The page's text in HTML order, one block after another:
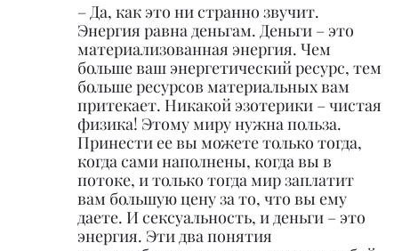
– Да, как это ни странно звучит.
Энергия равна деньгам. Деньги – это
материализованная энергия. Чем
больше ваш энергетический ресурс, тем
больше ресурсов материальных вам
притекает. Никакой эзотерики – чистая
физика! Этому миру нужна польза.
Принести ее вы можете только тогда,
когда сами наполнены, когда вы в
потоке, и только тогда мир заплатит
вам большую цену за то, что вы ему
даете. И сексуальность, и деньги – это
энергия. Эти два понятия